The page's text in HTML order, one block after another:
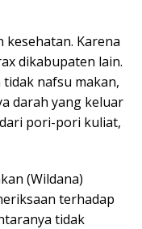
kesehatan. Karena
dikabupaten lain.
nafsu makan,
darah yang keluar
pori-pori kuliat,
(Wildana)
terhadap
tidak